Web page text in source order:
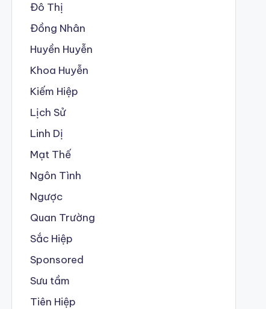
Đô Thị
Đồng Nhân
Huyền Huyễn
Khoa Huyễn
Kiếm Hiệp
Lịch Sử
Linh Dị
Mạt Thế
Ngôn Tình
Ngược
Quan Trường
Sắc Hiệp
Sponsored
Sưu tầm
Tiên Hiệp